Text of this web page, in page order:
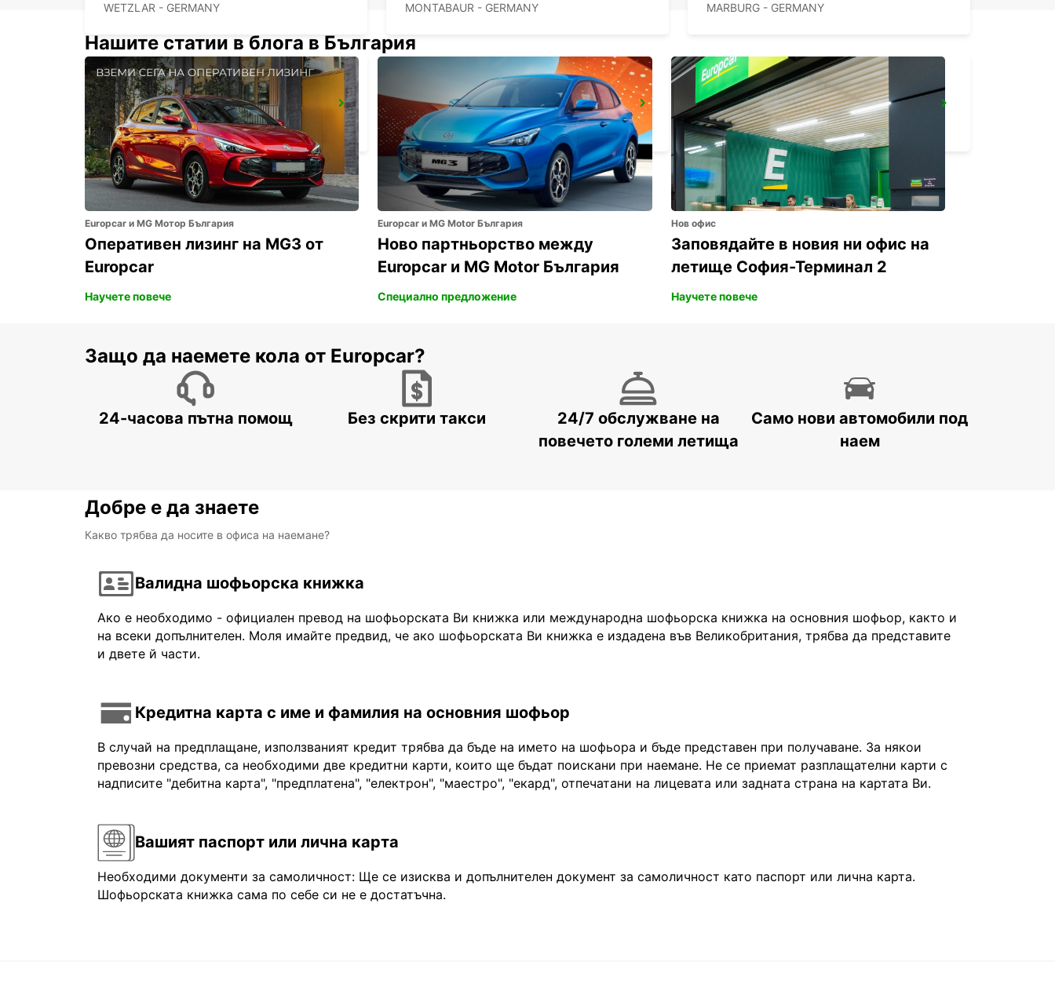
WETZLAR - GERMANY MONTABAUR - GERMANY MARBURG - GERMANY
DIEZ
DIEZ/LAHN - GERMANY
GIESSEN
GIESSEN - GERMANY
SANKT AUGUSTIN
SANKT AUGUSTIN - GERMANY
Нашите статии в блога в България
Europcar и MG Мотор България
Оперативен лизинг на MG3 от
Europcar
Научете повече
Europcar и MG Motor България
Ново партньорство между
Europcar и MG Motor България
Специално предложение
Нов офис
Заповядайте в новия ни офис на
летище София-Терминал 2
Научете повече
Защо да наемете кола от Europcar?
24-часова пътна помощ Без скрити такси
24/7 обслужване на
повечето големи летища
Само нови автомобили под
наем
Добре е да знаете
Какво трябва да носите в офиса на наемане?
Валидна шофьорска книжка
Ако е необходимо - официален превод на шофьорската Ви книжка или международна шофьорска книжка на основния шофьор, както и
на всеки допълнителен. Моля имайте предвид, че ако шофьорската Ви книжка е издадена във Великобритания, трябва да представите
и двете й части.
Кредитна карта с име и фамилия на основния шофьор
В случай на предплащане, използваният кредит трябва да бъде на името на шофьора и бъде представен при получаване. За някои
превозни средства, са необходими две кредитни карти, които ще бъдат поискани при наемане. Не се приемат разплащателни карти с
надписите "дебитна карта", "предплатена", "електрон", "маестро", "екард", отпечатани на лицевата или задната страна на картата Ви.
Вашият паспорт или лична карта
Необходими документи за самоличност: Ще се изисква и допълнителен документ за самоличност като паспорт или лична карта.
Шофьорската книжка сама по себе си не е достатъчна.